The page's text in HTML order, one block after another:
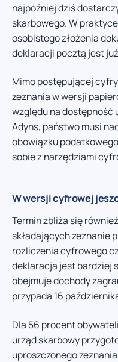
najpóźniej dziś
skarbowego. W
osobistego złożenia
deklaracji pocztą jest
Mimo postępującej
zeznania w wersji
względu na dostępność
Adyns, państwo musi
obowiązku
sobie z narzędziami
W wersji cyfrowej
Termin zbliża się
składających zeznanie
rozliczenia cyfrowego
deklaracja jest bardziej
obejmuje dochody
przypada 16
Dla 56 procent
urząd skarbowy
uproszczonego